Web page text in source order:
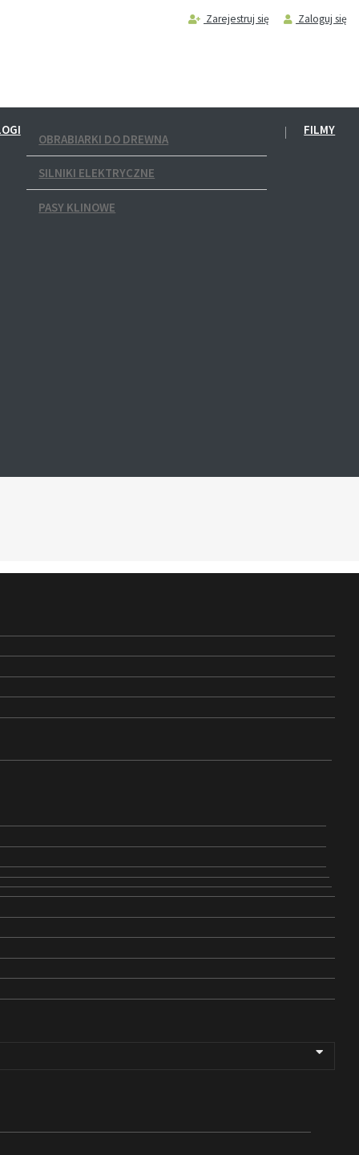
Zarejestruj się Zaloguj się
OBRABIARKI DO DREWNA
SILNIKI ELEKTRYCZNE
PASY KLINOWE
FILMY